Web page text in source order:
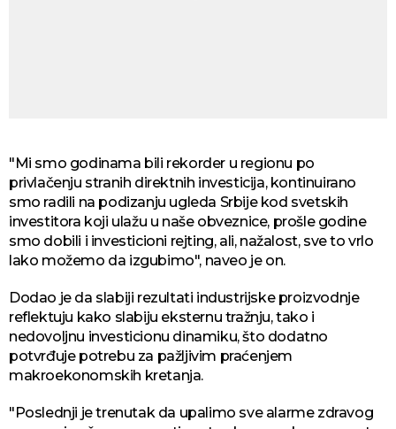
"Mi smo godinama bili rekorder u regionu po
privlačenju stranih direktnih investicija, kontinuirano
smo radili na podizanju ugleda Srbije kod svetskih
investitora koji ulažu u naše obveznice, prošle godine
smo dobili i investicioni rejting, ali, nažalost, sve to vrlo
lako možemo da izgubimo", naveo je on.
Dodao je da slabiji rezultati industrijske proizvodnje
reflektuju kako slabiju eksternu tražnju, tako i
nedovoljnu investicionu dinamiku, što dodatno
potvrđuje potrebu za pažljivim praćenjem
makroekonomskih kretanja.
"Poslednji je trenutak da upalimo sve alarme zdravog